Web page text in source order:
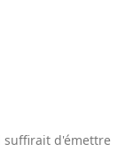
suffirait d'émettre